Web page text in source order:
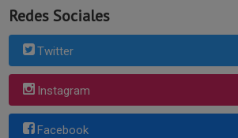
Redes Sociales
Twitter
Instagram
Facebook